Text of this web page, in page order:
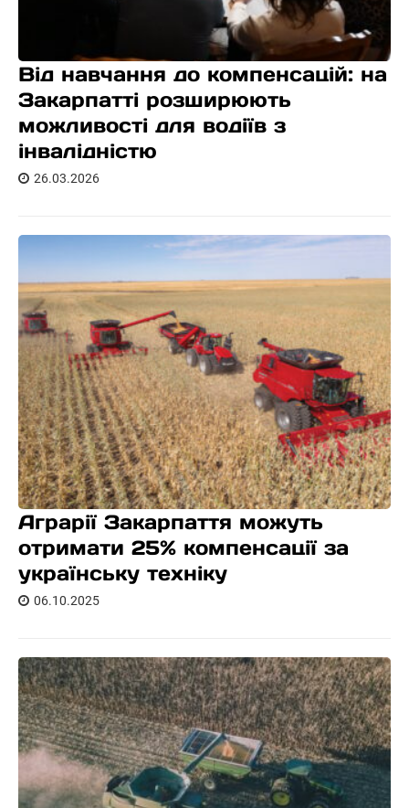
Від навчання до компенсацій: на
Закарпатті розширюють
можливості для водіїв з
інвалідністю
26.03.2026
Аграрії Закарпаття можуть
отримати 25% компенсації за
українську техніку
06.10.2025